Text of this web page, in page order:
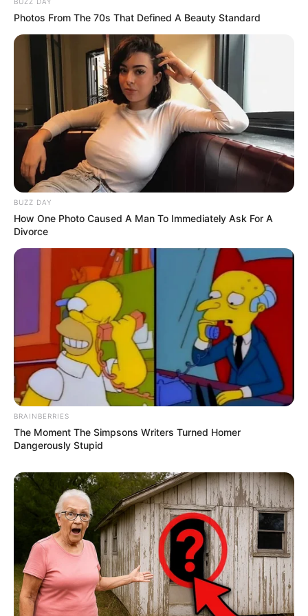
Weiter mit Erlebnisausflugszielen
Aber auch Besuche im Kino, im Theater, im Hallen- oder
Freibad oder in einem Sportcenter (z.B. Bowling, Klettern
und Indoor Soccer) können interessante Ausflugsziele für
Familien und Kinder sein. Oder mit der Familie in einen
Freizeitparkgehen. Für viele Regionen in Deutschland
können außerdem
kostenlose Reiseprospektevon den
Tourismusorganisationen bestellt werden.
Viele Ausflugsziele sind vonUmmendorf aus auch mit der
Bahnerreichbar.
Deutschland:
BUZZ DAY
Photos From The 70s That Defined A Beauty Standard
BUZZ DAY
How One Photo Caused A Man To Immediately Ask For A
Divorce
BRAINBERRIES
The Moment The Simpsons Writers Turned Homer
Dangerously Stupid